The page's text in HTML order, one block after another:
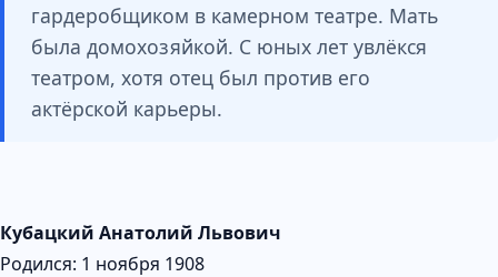
гардеробщиком в камерном театре. Мать
была домохозяйкой. С юных лет увлёкся
театром, хотя отец был против его
актёрской карьеры.
Кубацкий Анатолий Львович
Родился: 1 ноября 1908